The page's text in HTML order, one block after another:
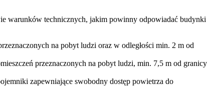
warunków technicznych, jakim powinny odpowiadać budynki
na pobyt ludzi oraz w odległości min. 2 m od
przeznaczonych na pobyt ludzi, min. 7,5 m od granicy
zapewniające swobodny dostęp powietrza do